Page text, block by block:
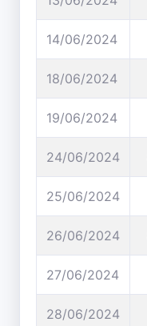
14/06/2024
18/06/2024
19/06/2024
24/06/2024
25/06/2024
26/06/2024
27/06/2024
28/06/2024